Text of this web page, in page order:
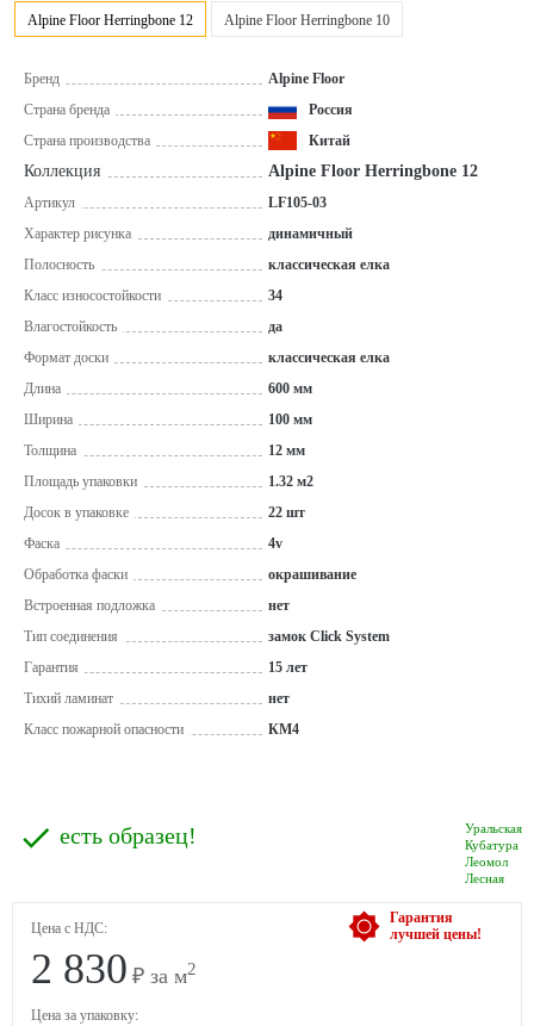
Alpine Floor Herringbone 12 Alpine Floor Herringbone 10
Бренд
Alpine Floor
Страна бренда
Россия
Страна производства
Китай
Коллекция Alpine Floor Herringbone 12
Артикул
LF105-03
Характер рисунка
динамичный
Полосность
классическая елка
Класс износостойкости
34
Влагостойкость
да
Формат доски
классическая елка
Длина
600 мм
Ширина
100 мм
Толщина
12 мм
Площадь упаковки
1.32 м2
Досок в упаковке
22 шт
Фаска
4v
Обработка фаски
окрашивание
Встроенная подложка
нет
Тип соединения
замок Click System
Гарантия
15 лет
Тихий ламинат
нет
Класс пожарной опасности
КМ4
Уральская
Кубатура
Леомол
Лесная
есть образец!
Гарантия
лучшей цены!
Цена с НДС:
2 830 ₽ за м2
Цена за упаковку: